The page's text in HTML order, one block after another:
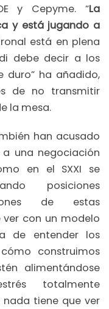
y Cepyme. “La
y está jugando a
está en plena
debe decir a los
duro” ha añadido,
de no transmitir
la mesa.
han acusado
una negociación
en el SXXI se
posiciones
de estas
con un modelo
de entender los
construimos
alimentándose
totalmente
tiene que ver